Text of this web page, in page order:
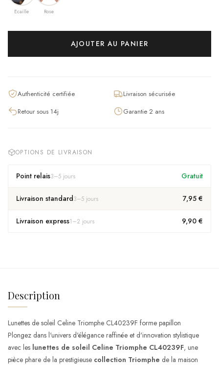
Ecaille Rose
AJOUTER AU PANIER
Authenticité certifiée
Livraison sécurisée
Retour sous 14j
Garantie 2 ans
OPTIONS DE LIVRAISON
Point relais3–5 jours Gratuit
Livraison standard3–5 jours 7,95 €
Livraison express1–2 jours 9,90 €
Description
Lunettes de soleil Celine Triomphe CL40239F forme papillon
Plongez dans l'univers d'élégance raffinée et d'innovation stylistique
avec les lunettes de soleil Celine Triomphe CL40239F, une
pièce phare de la prestigieuse collection Triomphe de la maison